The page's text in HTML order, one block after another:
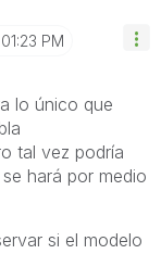
01:23 PM
lo único que
tal vez podría
hará por medio
si el modelo